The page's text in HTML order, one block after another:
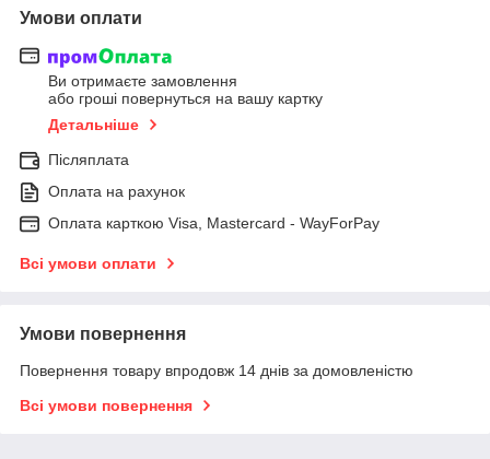
Умови оплати
Ви отримаєте замовлення
або гроші повернуться на вашу картку
Детальніше
Післяплата
Оплата на рахунок
Оплата карткою Visa, Mastercard - WayForPay
Всі умови оплати
Умови повернення
Повернення товару впродовж 14 днів за домовленістю
Всі умови повернення